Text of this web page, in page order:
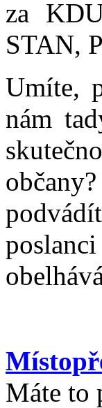
za
STAN,
Umíte,
nám
Máte to